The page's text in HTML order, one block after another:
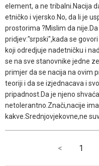
element, a ne tribalni.Nacija
etničko i vjersko.No, da li je
prostorima ?Mislim da
pridjev:"srpski",kada se
koji odredjuje nadetničku i
se na sve stanovnike jedne
primjer da se nacija na ovim
teoriji i da se izjednacava i
pripadnost.Da je njeno
netolerantno.Znači,nacije
kakve.Srednjovjekovne,ne
< 1